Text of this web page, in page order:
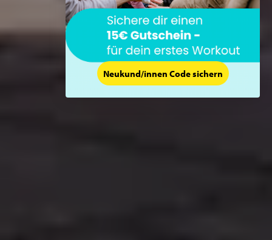
Neukund/innen Code sichern